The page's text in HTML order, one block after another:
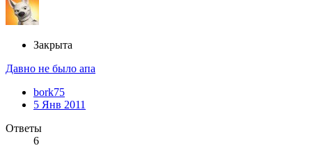
Закрыта
Давно не было апа
bork75
5 Янв 2011
Ответы
6